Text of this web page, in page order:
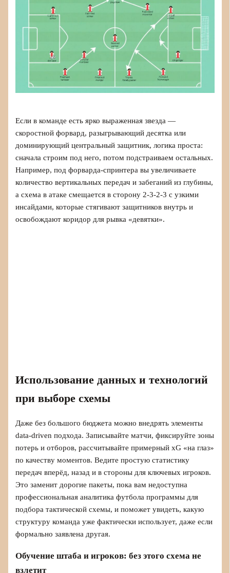
Если в команде есть ярко выраженная звезда —
скоростной форвард, разыгрывающий десятка или
доминирующий центральный защитник, логика проста:
сначала строим под него, потом подстраиваем остальных.
Например, под форварда-спринтера вы увеличиваете
количество вертикальных передач и забеганий из глубины,
а схема в атаке смещается в сторону 2‑3‑2‑3 с узкими
инсайдами, которые стягивают защитников внутрь и
освобождают коридор для рывка «девятки».
Использование данных и технологий
при выборе схемы
Даже без большого бюджета можно внедрять элементы
data-driven подхода. Записывайте матчи, фиксируйте зоны
потерь и отборов, рассчитывайте примерный xG «на глаз»
по качеству моментов. Ведите простую статистику
передач вперёд, назад и в стороны для ключевых игроков.
Это заменит дорогие пакеты, пока вам недоступна
профессиональная аналитика футбола программы для
подбора тактической схемы, и поможет увидеть, какую
структуру команда уже фактически использует, даже если
формально заявлена другая.
Обучение штаба и игроков: без этого схема не
взлетит